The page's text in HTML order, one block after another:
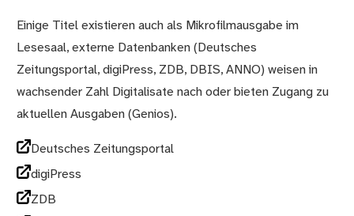
Einige Titel existieren auch als Mikrofilmausgabe im
Lesesaal, externe Datenbanken (Deutsches
Zeitungsportal, digiPress, ZDB, DBIS, ANNO) weisen in
wachsender Zahl Digitalisate nach oder bieten Zugang zu
aktuellen Ausgaben (Genios).
Deutsches Zeitungsportal
digiPress
ZDB